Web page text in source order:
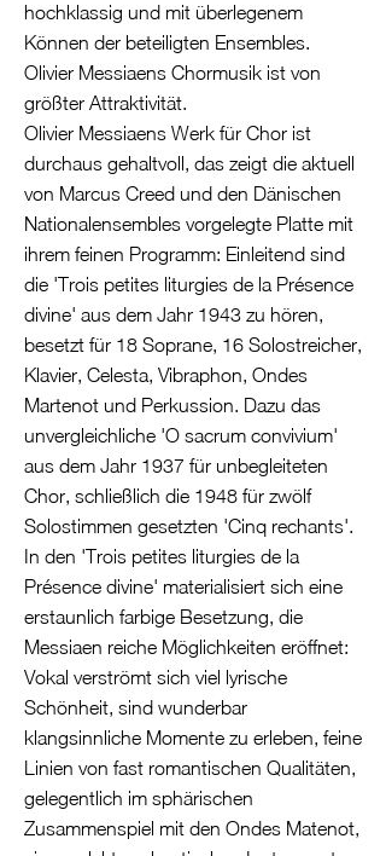
hochklassig und mit überlegenem
Können der beteiligten Ensembles.
Olivier Messiaens Chormusik ist von
größter Attraktivität.
Olivier Messiaens Werk für Chor ist
durchaus gehaltvoll, das zeigt die aktuell
von Marcus Creed und den Dänischen
Nationalensembles vorgelegte Platte mit
ihrem feinen Programm: Einleitend sind
die 'Trois petites liturgies de la Présence
divine' aus dem Jahr 1943 zu hören,
besetzt für 18 Soprane, 16 Solostreicher,
Klavier, Celesta, Vibraphon, Ondes
Martenot und Perkussion. Dazu das
unvergleichliche 'O sacrum convivium'
aus dem Jahr 1937 für unbegleiteten
Chor, schließlich die 1948 für zwölf
Solostimmen gesetzten 'Cinq rechants'.
In den 'Trois petites liturgies de la
Présence divine' materialisiert sich eine
erstaunlich farbige Besetzung, die
Messiaen reiche Möglichkeiten eröffnet:
Vokal verströmt sich viel lyrische
Schönheit, sind wunderbar
klangsinnliche Momente zu erleben, feine
Linien von fast romantischen Qualitäten,
gelegentlich im sphärischen
Zusammenspiel mit den Ondes Matenot,